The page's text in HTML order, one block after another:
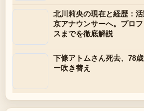
北川莉央の現在と経歴：
京アナウンサーへ。プロ
スまでを徹底解説
下條アトムさん死去、78
ー吹き替え